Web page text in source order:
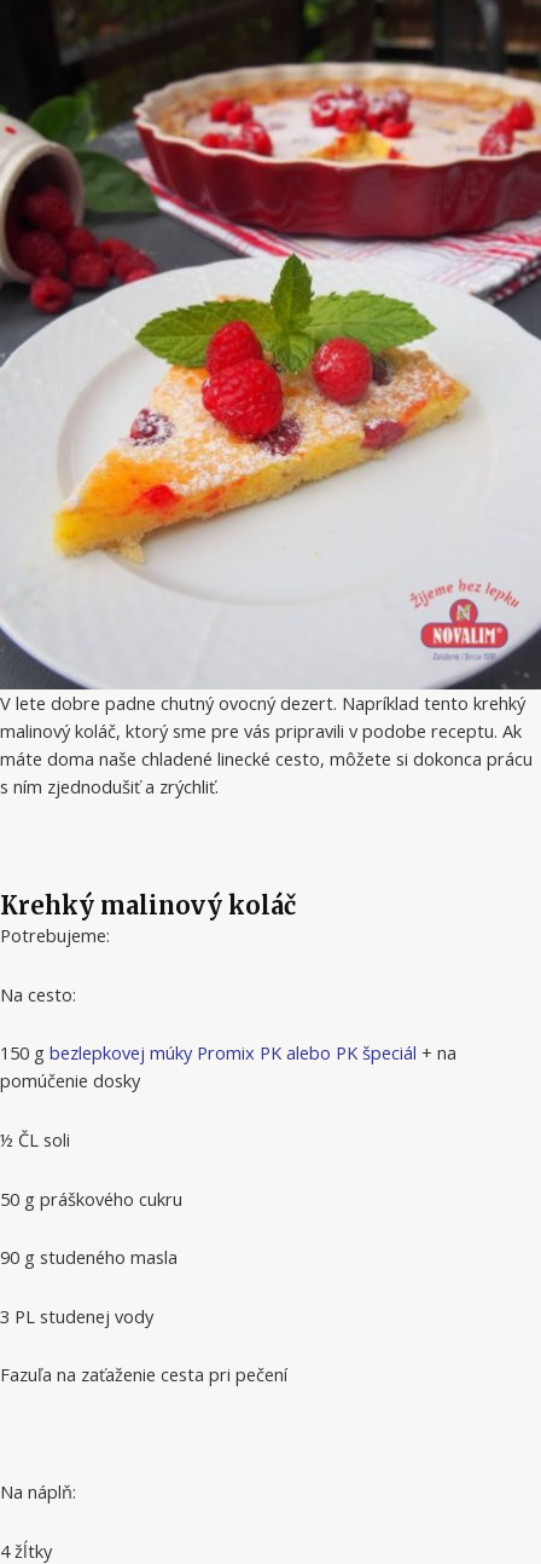
V lete dobre padne chutný ovocný dezert. Napríklad tento krehký
malinový koláč, ktorý sme pre vás pripravili v podobe receptu. Ak
máte doma naše chladené linecké cesto, môžete si dokonca prácu
s ním zjednodušiť a zrýchliť.
Krehký malinový koláč
Potrebujeme:
Na cesto:
150 g bezlepkovej múky Promix PK alebo PK špeciál + na
pomúčenie dosky
½ ČL soli
50 g práškového cukru
90 g studeného masla
3 PL studenej vody
Fazuľa na zaťaženie cesta pri pečení
Na náplň:
4 žĺtky